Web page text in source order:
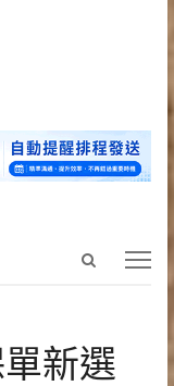
Open
search
新選